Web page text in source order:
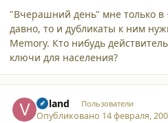
"Вчерашний день" мне только в
давно, то и дубликаты к ним
Memory. Кто нибудь
ключи для населения?
Voland Пользователи
Опубликовано 14 февраля,